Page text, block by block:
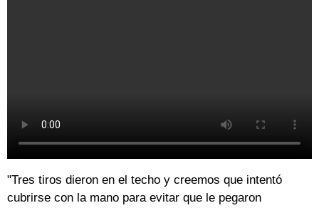
"Tres tiros dieron en el techo y creemos que intentó
cubrirse con la mano para evitar que le pegaron